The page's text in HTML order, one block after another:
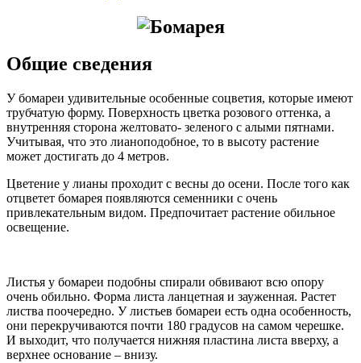
Общие сведения
У бомареи удивительные особенные соцветия, которые имеют
трубчатую форму. Поверхность цветка розового оттенка, а
внутренняя сторона желтовато- зеленого с алыми пятнами.
Учитывая, что это лианоподобное, то в высоту растение
может достигать до 4 метров.
Цветение у лианы проходит с весны до осени. После того как
отцветет бомарея появляются семенники с очень
привлекательным видом. Предпочитает растение обильное
освещение.
Листья у бомареи подобны спирали обвивают всю опору
очень обильно. Форма листа ланцетная и зауженная. Растет
листва поочередно. У листьев бомареи есть одна особенность,
они перекручиваются почти 180 градусов на самом черешке.
И выходит, что получается нижняя пластина листа вверху, а
верхнее основание – внизу.